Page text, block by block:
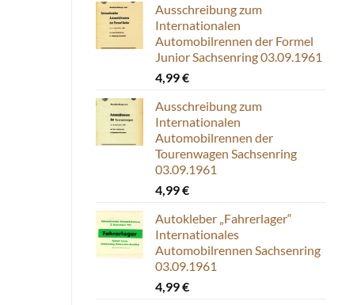
Ausschreibung zum
Internationalen
Automobilrennen der Formel
Junior Sachsenring 03.09.1961
4,99€
Ausschreibung zum
Internationalen
Automobilrennen der
Tourenwagen Sachsenring
03.09.1961
4,99€
Autokleber „Fahrerlager“
Internationales
Automobilrennen Sachsenring
03.09.1961
4,99€